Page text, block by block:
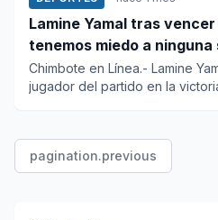
Lamine Yamal tras
tenemos miedo a ninguna
Chimbote en Línea.- Lamine
jugador del partido en la
pagination.previous